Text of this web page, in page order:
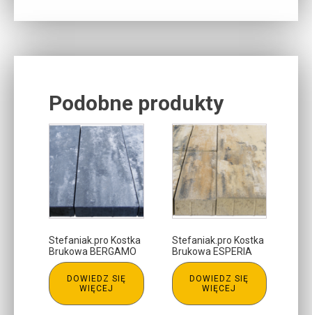
Podobne produkty
Stefaniak.pro Kostka
Brukowa BERGAMO
DOWIEDZ SIĘ
WIĘCEJ
Stefaniak.pro Kostka
Brukowa ESPERIA
DOWIEDZ SIĘ
WIĘCEJ